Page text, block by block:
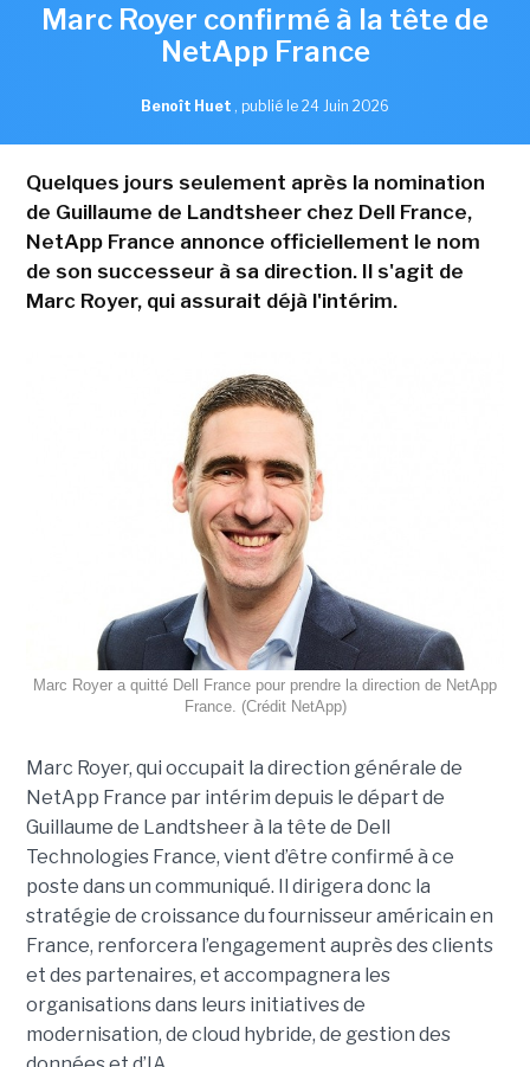
Marc Royer confirmé à la tête de
NetApp France
Benoît Huet , publié le 24 Juin 2026
Quelques jours seulement après la nomination
de Guillaume de Landtsheer chez Dell France,
NetApp France annonce officiellement le nom
de son successeur à sa direction. Il s'agit de
Marc Royer, qui assurait déjà l'intérim.
Marc Royer a quitté Dell France pour prendre la direction de NetApp
France. (Crédit NetApp)
Marc Royer, qui occupait la direction générale de
NetApp France par intérim depuis le départ de
Guillaume de Landtsheer à la tête de Dell
Technologies France, vient d’être confirmé à ce
poste dans un communiqué. Il dirigera donc la
stratégie de croissance du fournisseur américain en
France, renforcera l’engagement auprès des clients
et des partenaires, et accompagnera les
organisations dans leurs initiatives de
modernisation, de cloud hybride, de gestion des